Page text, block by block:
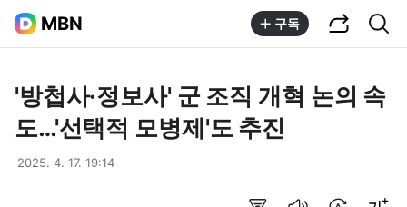
MBN 구독
'방첩사·정보사' 군 조직 개혁 논의 속
도…'선택적 모병제'도 추진
2025. 4. 17. 19:14